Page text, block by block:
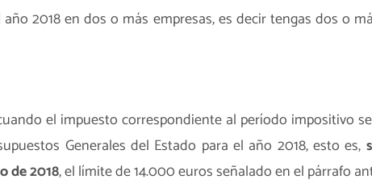
2018 en dos o más empresas, es decir tengas dos o
el impuesto correspondiente al período impositivo
Generales del Estado para el año 2018, esto es,
de 2018, el límite de 14.000 euros señalado en el párrafo